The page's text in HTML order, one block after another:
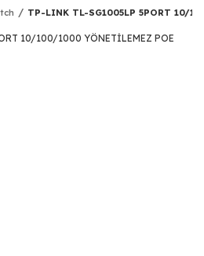
TP-LINK TL-SG1005LP 5PORT 10/